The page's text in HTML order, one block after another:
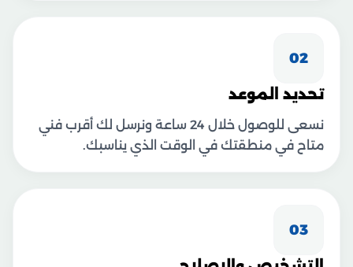
02
تحديد الموعد
نسعى للوصول خلال 24 ساعة ونرسل لك أقرب فني
متاح في منطقتك في الوقت الذي يناسبك.
03